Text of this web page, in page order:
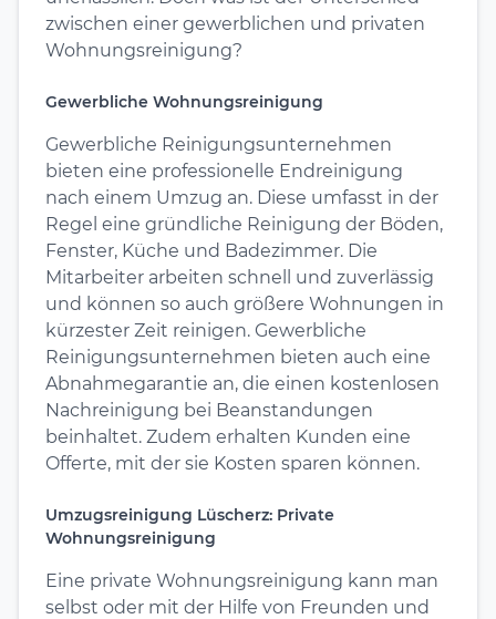
zwischen einer gewerblichen und privaten
Wohnungsreinigung?
Gewerbliche Wohnungsreinigung
Gewerbliche Reinigungsunternehmen
bieten eine professionelle Endreinigung
nach einem Umzug an. Diese umfasst in der
Regel eine gründliche Reinigung der Böden,
Fenster, Küche und Badezimmer. Die
Mitarbeiter arbeiten schnell und zuverlässig
und können so auch größere Wohnungen in
kürzester Zeit reinigen. Gewerbliche
Reinigungsunternehmen bieten auch eine
Abnahmegarantie an, die einen kostenlosen
Nachreinigung bei Beanstandungen
beinhaltet. Zudem erhalten Kunden eine
Offerte, mit der sie Kosten sparen können.
Umzugsreinigung Lüscherz: Private
Wohnungsreinigung
Eine private Wohnungsreinigung kann man
selbst oder mit der Hilfe von Freunden und